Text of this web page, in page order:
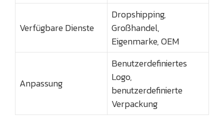
Verfügbare Dienste
Dropshipping,
Großhandel,
Eigenmarke, OEM
Anpassung
Benutzerdefiniertes
Logo,
benutzerdefinierte
Verpackung